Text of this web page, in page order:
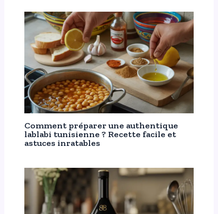
Comment préparer une authentique
lablabi tunisienne ? Recette facile et
astuces inratables